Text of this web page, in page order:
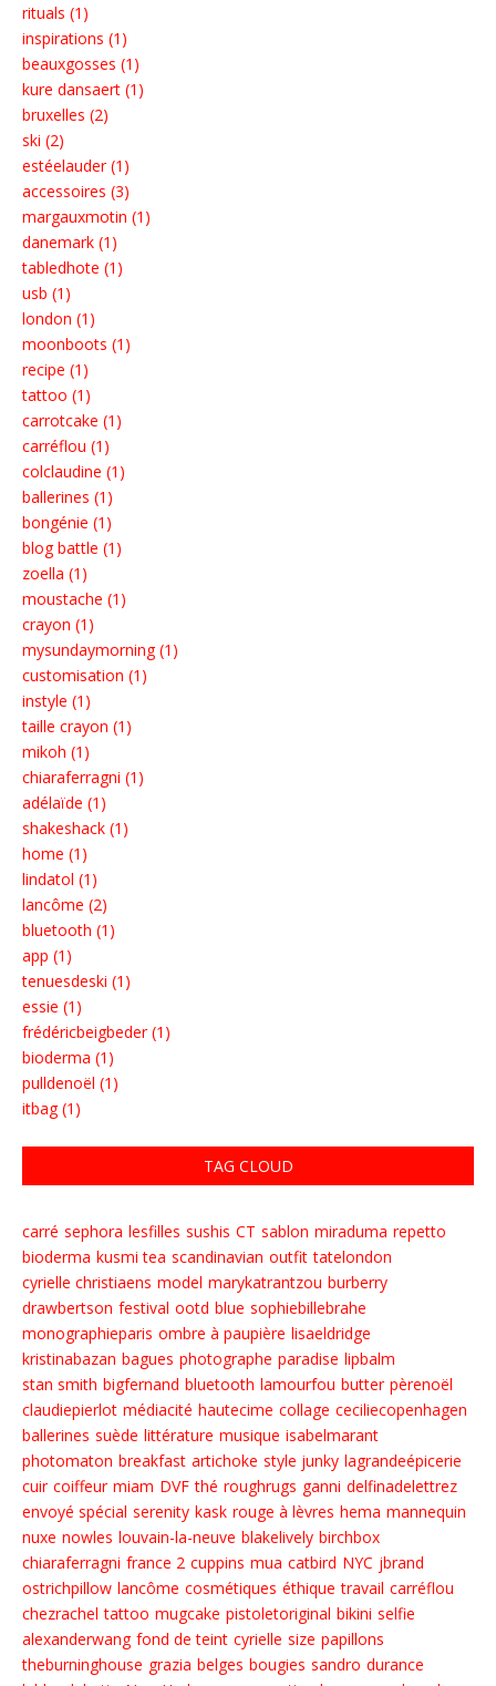
rituals (1)
inspirations (1)
beauxgosses (1)
kure dansaert (1)
bruxelles (2)
ski (2)
estéelauder (1)
accessoires (3)
margauxmotin (1)
danemark (1)
tabledhote (1)
usb (1)
london (1)
moonboots (1)
recipe (1)
tattoo (1)
carrotcake (1)
carréflou (1)
colclaudine (1)
ballerines (1)
bongénie (1)
blog battle (1)
zoella (1)
moustache (1)
crayon (1)
mysundaymorning (1)
customisation (1)
instyle (1)
taille crayon (1)
mikoh (1)
chiaraferragni (1)
adélaïde (1)
shakeshack (1)
home (1)
lindatol (1)
lancôme (2)
bluetooth (1)
app (1)
tenuesdeski (1)
essie (1)
frédéricbeigbeder (1)
bioderma (1)
pulldenoël (1)
itbag (1)
TAG CLOUD
carré sephora lesfilles sushis CT sablon miraduma repetto
bioderma kusmi tea scandinavian outfit tatelondon
cyrielle christiaens model marykatrantzou burberry
drawbertson festival ootd blue sophiebillebrahe
monographieparis ombre à paupière lisaeldridge
kristinabazan bagues photographe paradise lipbalm
stan smith bigfernand bluetooth lamourfou butter pèrenoël
claudiepierlot médiacité hautecime collage ceciliecopenhagen
ballerines suède littérature musique isabelmarant
photomaton breakfast artichoke style junky lagrandeépicerie
cuir coiffeur miam DVF thé roughrugs ganni delfinadelettrez
envoyé spécial serenity kask rouge à lèvres hema mannequin
nuxe nowles louvain-la-neuve blakelively birchbox
chiaraferragni france 2 cuppins mua catbird NYC jbrand
ostrichpillow lancôme cosmétiques éthique travail carréflou
chezrachel tattoo mugcake pistoletoriginal bikini selfie
alexanderwang fond de teint cyrielle size papillons
theburninghouse grazia belges bougies sandro durance